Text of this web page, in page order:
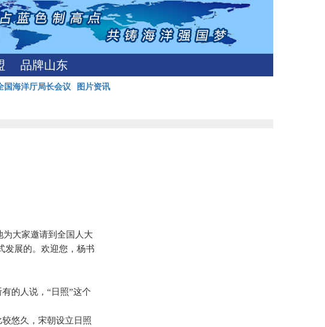
品牌山东
国海洋厅局长会议 图片资讯
大家邀请到全国人大
发展的。欢迎您，杨书
的人说，“日照”这个
悠久，宋朝设立日照